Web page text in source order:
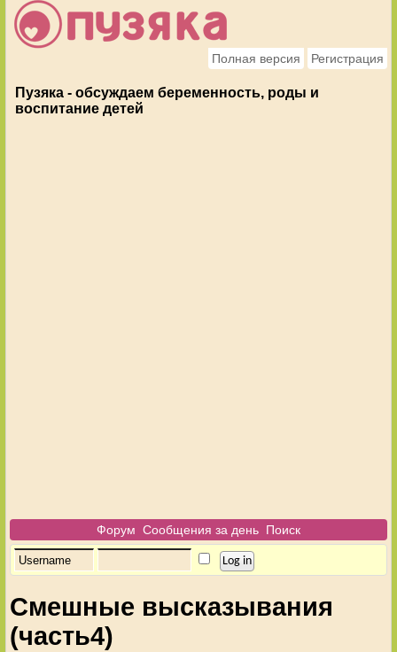
Полная версия Регистрация
Пузяка - обсуждаем беременность, роды и
воспитание детей
Форум Сообщения за день Поиск
Смешные высказывания
(часть4)